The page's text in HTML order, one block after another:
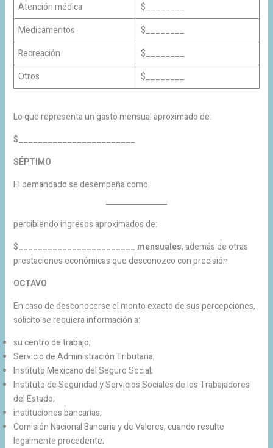
Atención médica
$________
Medicamentos
$________
Recreación
$________
Otros
$________
Lo que representa un gasto mensual aproximado de:
$________________________
SÉPTIMO
El demandado se desempeña como:
percibiendo ingresos aproximados de:
$________________________ mensuales, además de otras
prestaciones económicas que desconozco con precisión.
OCTAVO
En caso de desconocerse el monto exacto de sus percepciones,
solicito se requiera información a:
su centro de trabajo;
Servicio de Administración Tributaria;
Instituto Mexicano del Seguro Social;
Instituto de Seguridad y Servicios Sociales de los Trabajadores
del Estado;
instituciones bancarias;
Comisión Nacional Bancaria y de Valores, cuando resulte
legalmente procedente;